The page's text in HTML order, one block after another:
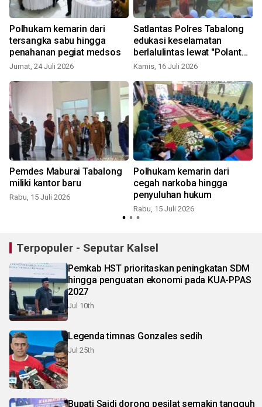
Polhukam kemarin dari
tersangka sabu hingga
penahanan pegiat medsos
Jumat, 24 Juli 2026
Satlantas Polres Tabalong
edukasi keselamatan
berlalulintas lewat "Polantas
Karib"
Kamis, 16 Juli 2026
Pemdes Maburai Tabalong
miliki kantor baru
Rabu, 15 Juli 2026
Polhukam kemarin dari
cegah narkoba hingga
penyuluhan hukum
Rabu, 15 Juli 2026
Terpopuler - Seputar Kalsel
Pemkab HST prioritaskan peningkatan SDM
hingga penguatan ekonomi pada KUA-PPAS
2027
Jul 10th
Legenda timnas Gonzales sedih
Jul 25th
Bupati Saidi dorong pesilat semakin tangguh